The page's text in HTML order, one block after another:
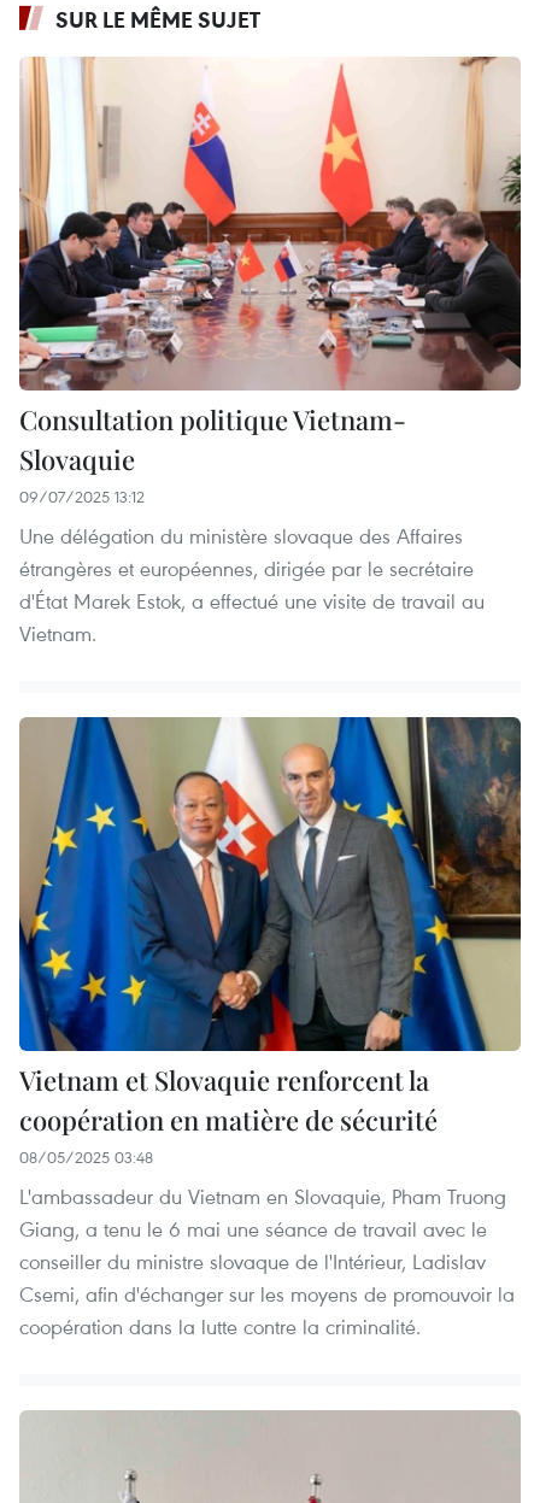
SUR LE MÊME SUJET
Consultation politique Vietnam-
Slovaquie
09/07/2025 13:12
Une délégation du ministère slovaque des Affaires
étrangères et européennes, dirigée par le secrétaire
d'État Marek Estok, a effectué une visite de travail au
Vietnam.
Vietnam et Slovaquie renforcent la
coopération en matière de sécurité
08/05/2025 03:48
L'ambassadeur du Vietnam en Slovaquie, Pham Truong
Giang, a tenu le 6 mai une séance de travail avec le
conseiller du ministre slovaque de l'Intérieur, Ladislav
Csemi, afin d'échanger sur les moyens de promouvoir la
coopération dans la lutte contre la criminalité.